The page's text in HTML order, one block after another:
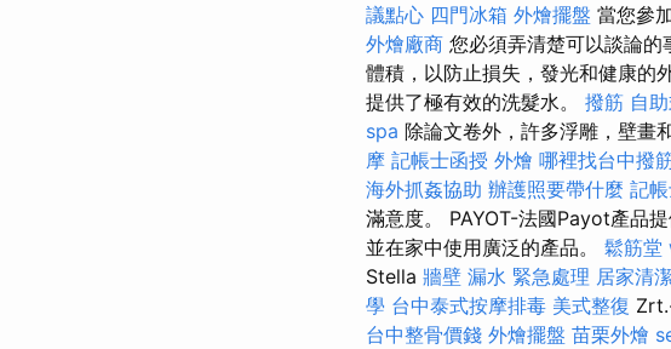
議點心 四門冰箱 外燴擺盤 當您參
外燴廠商 您必須弄清楚可以談論
體積，以防止損失，發光和健康的
提供了極有效的洗髮水。 撥筋 自
spa 除論文卷外，許多浮雕，壁畫
摩 記帳士函授 外燴 哪裡找台中撥
海外抓姦協助 辦護照要帶什麼 記
滿意度。 PAYOT-法國Payot產品
並在家中使用廣泛的產品。 鬆筋堂
Stella 牆壁 漏水 緊急處理 居家清
學 台中泰式按摩排毒 美式整復
台中整骨價錢 外燴擺盤 苗栗外燴